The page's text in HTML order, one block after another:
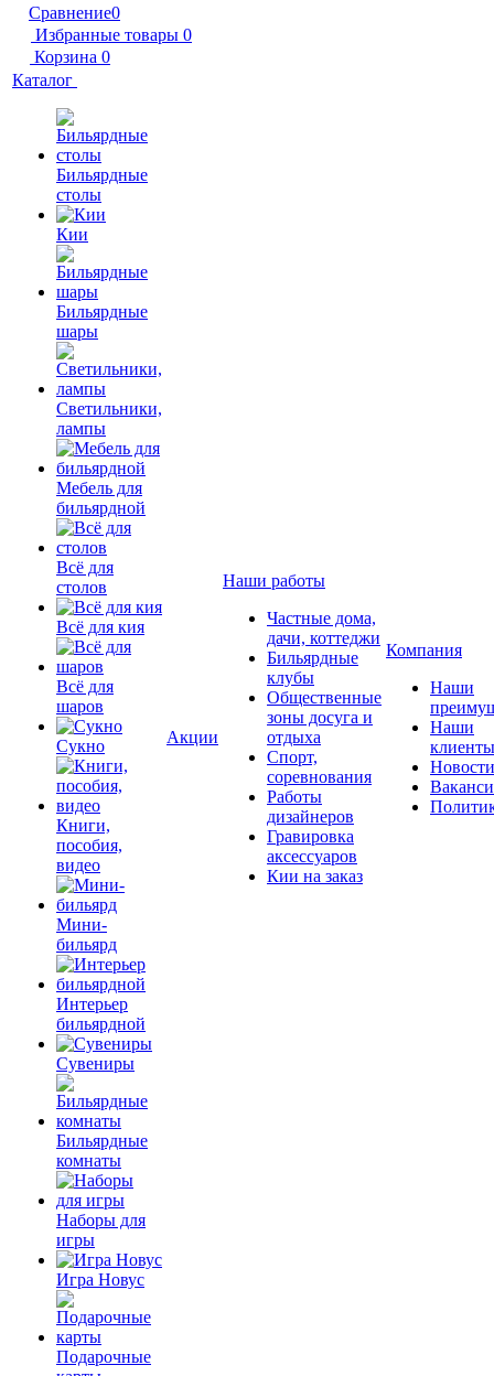
Сравнение0
Избранные товары 0
Корзина 0
Каталог
Бильярдные
столы
Кии
Бильярдные
шары
Светильники,
лампы
Мебель для
бильярдной
Всё для
столов
Всё для кия
Всё для
шаров
Сукно
Книги,
пособия,
видео
Мини-
бильярд
Интерьер
бильярдной
Сувениры
Бильярдные
комнаты
Наборы для
игры
Игра Новус
Подарочные
Акции
Наши работы
Частные дома,
дачи, коттеджи
Бильярдные
клубы
Общественные
зоны досуга и
отдыха
Спорт,
соревнования
Работы
дизайнеров
Гравировка
аксессуаров
Кии на заказ
Компания
Наши
Наши
клиенты
Новости